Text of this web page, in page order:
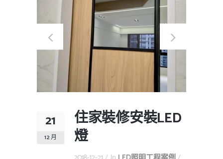
21
12 月
住家裝修安裝LED
燈